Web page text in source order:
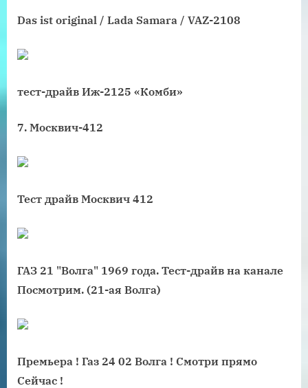
Das ist original / Lada Samara / VAZ-2108
тест-драйв Иж-2125 «Комби»
7. Москвич-412
Тест драйв Москвич 412
ГАЗ 21 "Волга" 1969 года. Тест-драйв на канале
Посмотрим. (21-ая Волга)
Премьера ! Газ 24 02 Волга ! Смотри прямо
Сейчас !